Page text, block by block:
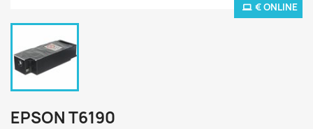
€ ONLINE
EPSON T6190